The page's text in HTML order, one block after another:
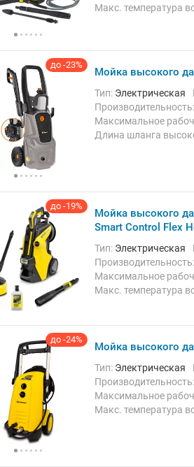
Макс. температура
до -23%
Мойка высокого
Тип: Электрическая
Производительность:
Максимальное
Длина шланга
до -19%
Мойка высокого
Smart Control Flex
Тип: Электрическая
Производительность:
Максимальное
Макс. температура
до -24%
Мойка высокого
Тип: Электрическая
Производительность:
Максимальное
Макс. температура